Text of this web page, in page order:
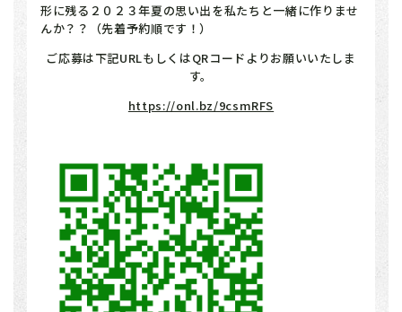
形に残る２０２３年夏の思い出を私たちと一緒に作りませ
んか？？（先着予約順です！）
ご応募は下記URLもしくはQRコードよりお願いいたしま
す。
https://onl.bz/9csmRFS